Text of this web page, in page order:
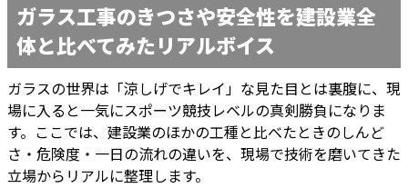
ガラス工事のきつさや安全性を建設業全
体と比べてみたリアルボイス
ガラスの世界は「涼しげでキレイ」な見た目とは裏腹に、現
場に入ると一気にスポーツ競技レベルの真剣勝負になりま
す。ここでは、建設業のほかの工種と比べたときのしんど
さ・危険度・一日の流れの違いを、現場で技術を磨いてきた
立場からリアルに整理します。